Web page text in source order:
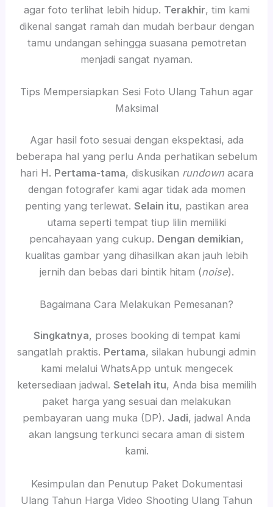
agar foto terlihat lebih hidup. Terakhir, tim kami
dikenal sangat ramah dan mudah berbaur dengan
tamu undangan sehingga suasana pemotretan
menjadi sangat nyaman.
Tips Mempersiapkan Sesi Foto Ulang Tahun agar
Maksimal
Agar hasil foto sesuai dengan ekspektasi, ada
beberapa hal yang perlu Anda perhatikan sebelum
hari H. Pertama-tama, diskusikan rundownacara
dengan fotografer kami agar tidak ada momen
penting yang terlewat. Selain itu, pastikan area
utama seperti tempat tiup lilin memiliki
pencahayaan yang cukup. Dengan demikian,
kualitas gambar yang dihasilkan akan jauh lebih
jernih dan bebas dari bintik hitam (noise).
Bagaimana Cara Melakukan Pemesanan?
Singkatnya, proses booking di tempat kami
sangatlah praktis. Pertama, silakan hubungi admin
kami melalui WhatsApp untuk mengecek
ketersediaan jadwal. Setelah itu, Anda bisa memilih
paket harga yang sesuai dan melakukan
pembayaran uang muka (DP). Jadi, jadwal Anda
akan langsung terkunci secara aman di sistem
kami.
Kesimpulan dan Penutup Paket Dokumentasi
Ulang Tahun Harga Video Shooting Ulang Tahun